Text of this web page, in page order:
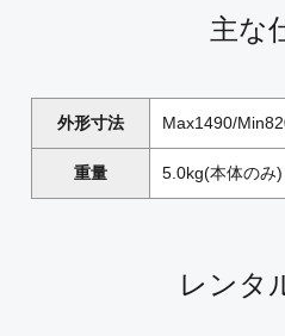
主な
外形寸法 Max1490/
重量 5.0kg(本体のみ)
レンタ